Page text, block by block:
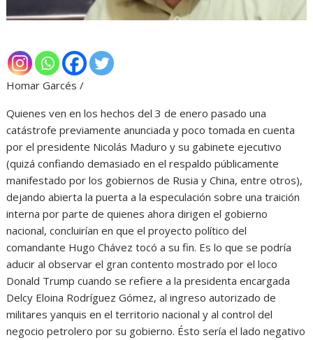
Homar Garcés /
Quienes ven en los hechos del 3 de enero pasado una
catástrofe previamente anunciada y poco tomada en cuenta
por el presidente Nicolás Maduro y su gabinete ejecutivo
(quizá confiando demasiado en el respaldo públicamente
manifestado por los gobiernos de Rusia y China, entre otros),
dejando abierta la puerta a la especulación sobre una traición
interna por parte de quienes ahora dirigen el gobierno
nacional, concluirían en que el proyecto político del
comandante Hugo Chávez tocó a su fin. Es lo que se podría
aducir al observar el gran contento mostrado por el loco
Donald Trump cuando se refiere a la presidenta encargada
Delcy Eloina Rodríguez Gómez, al ingreso autorizado de
militares yanquis en el territorio nacional y al control del
negocio petrolero por su gobierno. Ésto sería el lado negativo